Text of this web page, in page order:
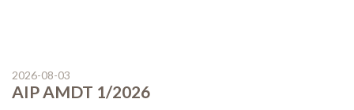
2026-08-03
AIP AMDT 1/2026
Arkiverade